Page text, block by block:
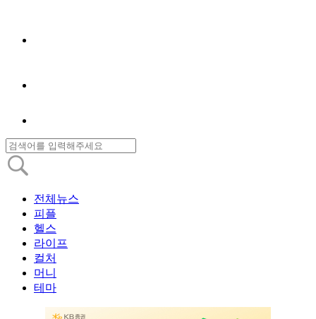
전체뉴스
피플
헬스
라이프
컬처
머니
테마